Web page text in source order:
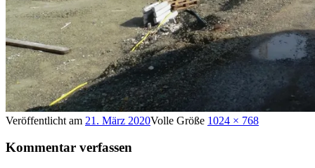
Veröffentlicht am 21. März 2020Volle Größe 1024 × 768
Kommentar verfassen